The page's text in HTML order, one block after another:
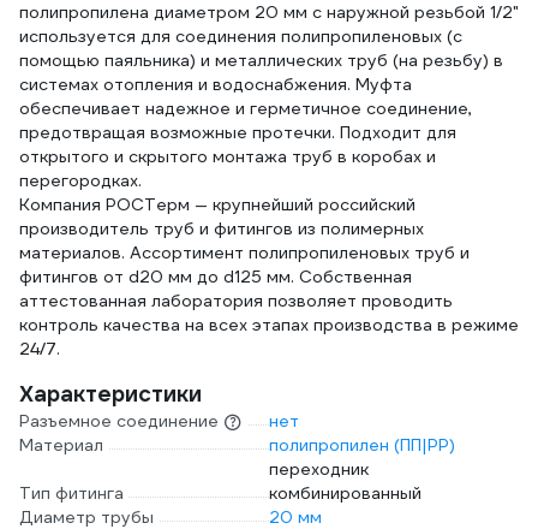
полипропилена диаметром 20 мм с наружной резьбой 1/2"
используется для соединения полипропиленовых (с
помощью паяльника) и металлических труб (на резьбу) в
системах отопления и водоснабжения. Муфта
обеспечивает надежное и герметичное соединение,
предотвращая возможные протечки. Подходит для
открытого и скрытого монтажа труб в коробах и
перегородках.
Компания РОСТерм — крупнейший российский
производитель труб и фитингов из полимерных
материалов. Ассортимент полипропиленовых труб и
фитингов от d20 мм до d125 мм. Собственная
аттестованная лаборатория позволяет проводить
контроль качества на всех этапах производства в режиме
24/7.
Характеристики
Разъемное соединение
нет
Материал
полипропилен (ПП|PP)
Тип фитинга
переходник
комбинированный
Диаметр трубы
20 мм